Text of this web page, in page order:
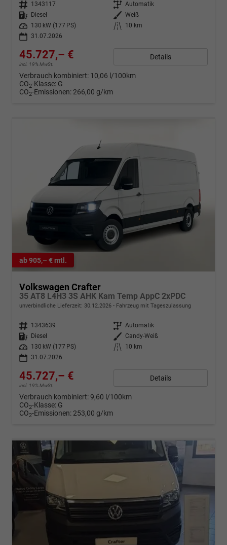
Fahrzeugnr. 1343117 Getriebe Automatik
Kraftstoff
Diesel Außenfarbe Weiß
Leistung
130 kW (177 PS) Kilometerstand
10 km
31.07.2026
45.727,– €
incl. 19% MwSt.
Details
Verbrauch kombiniert: 10,06 l/100km
CO2-Klasse: G
CO2-Emissionen: 266,00 g/km
ab 905,– € mtl.
Volkswagen Crafter
35 AT8 L4H3 3S AHK Kam Temp AppC 2xPDC
unverbindliche Lieferzeit: 30.12.2026 Fahrzeug mit Tageszulassung
Fahrzeugnr. 1343639 Getriebe Automatik
Kraftstoff
Diesel Außenfarbe Candy-Weiß
Leistung
130 kW (177 PS) Kilometerstand
10 km
31.07.2026
45.727,– €
incl. 19% MwSt.
Details
Verbrauch kombiniert:9,60 l/100km
CO2-Klasse: G
CO2-Emissionen: 253,00 g/km